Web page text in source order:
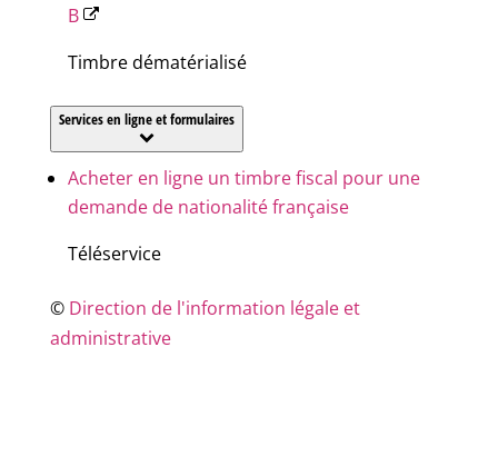
B
Timbre dématérialisé
Services en ligne et formulaires
Acheter en ligne un timbre fiscal pour une
demande de nationalité française
Téléservice
© Direction de l'information légale et
administrative